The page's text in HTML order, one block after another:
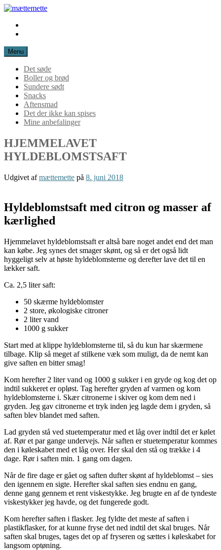
Spring
indhold
mættemette
Menu
Det søde
Boller og brød
Sundere sødt
Snacks
Aftensmad
Det der ikke kan spises
Mine anbefalinger
HJEMMELAVET
HYLDEBLOMSTSAFT
Udgivet afmættemette på 8. juni 2018
Hyldeblomstsaft med citron og masser af
kærlighed
Hjemmelavet hyldeblomstsaft er altså bare noget andet end det man
kan købe. Jeg synes det smager skønt, og så er det også lidt
hyggeligt selv at høste hyldeblomsterne og derefter lave det til en
lækker saft.
Ca. 2,5 liter saft:
50 skærme hyldeblomster
2 store, økologiske citroner
2 liter vand
1000 g sukker
Start med at klippe hyldeblomsterne til, så du kun har skærmene
tilbage. Klip så meget af stilkene væk som muligt, da de nemt kan
give saften en bitter smag!
Kom herefter 2 liter vand og 1000 g sukker i en gryde og kog det op
indtil sukkeret er opløst. Tag herefter gryden af varmen og kom
hyldeblomsterne i. Skær citronerne i skiver og kom dem ned i
gryden. Jeg gav citronerne et tryk inden jeg lagde dem i gryden, så
saften blev blandet med saften.
Lad gryden stå ved stuetemperatur med et låg over indtil det er kølet
af. Rør et par gange undervejs. Når saften er stuetemperatur kommes
den i køleskabet med et låg over. Her skal den stå og trække i 4
dage. Rør i saften min. 1 gang om dagen.
Når de fire dage er gået og saften dufter skønt af hyldeblomst – sies
den igennem en sigte. Herefter skal saften sies endnu en gang,
denne gang gennem et rent viskestykke. Jeg brugte en af de tyndeste
viskestykker jeg havde, og det fungerede godt.
Kom herefter saften i flasker. Jeg fyldte det meste af saften i
plastikflasker, for at kunne fryse det ned indtil det skal bruges. Når
saften skal bruges, tages det op af fryseren og sættes i køleskabet for
langsom optøning.